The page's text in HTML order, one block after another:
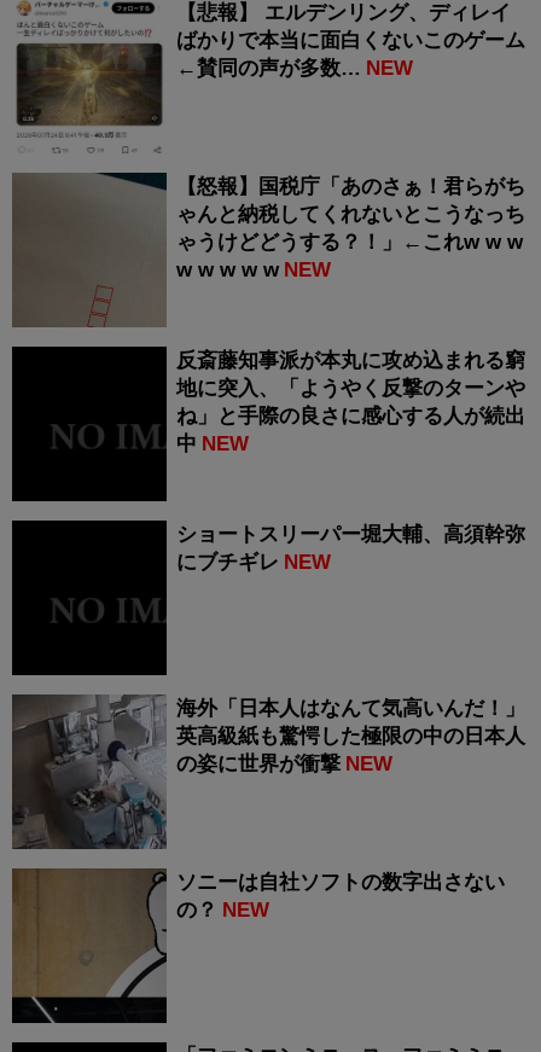
【悲報】 エルデンリング、ディレイ
ばかりで本当に面白くないこのゲーム
←賛同の声が多数… NEW
【怒報】国税庁「あのさぁ！君らがち
ゃんと納税してくれないとこうなっち
ゃうけどどうする？！」←これw w w
w w w w w NEW
反斎藤知事派が本丸に攻め込まれる窮
地に突入、「ようやく反撃のターンや
ね」と手際の良さに感心する人が続出
中 NEW
ショートスリーパー堀大輔、高須幹弥
にブチギレ NEW
海外「日本人はなんて気高いんだ！」
英高級紙も驚愕した極限の中の日本人
の姿に世界が衝撃 NEW
ソニーは自社ソフトの数字出さない
の？ NEW